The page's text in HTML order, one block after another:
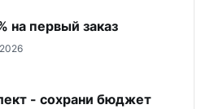
на первый заказ
- сохрани бюджет